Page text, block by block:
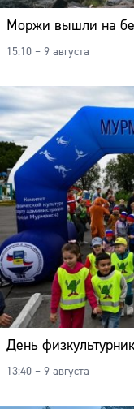
Моржи вышли на
15:10 – 9 августа
День
13:40 – 9 августа